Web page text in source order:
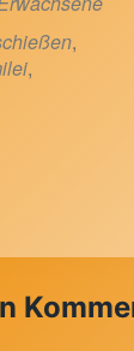
,
,